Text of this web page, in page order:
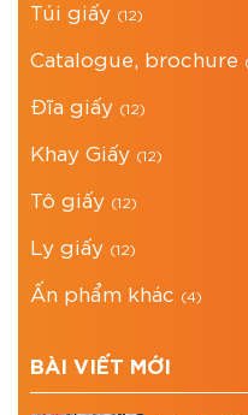
Túi giấy (12)
Catalogue, brochure
Đĩa giấy (12)
Khay Giấy (12)
Tô giấy (12)
Ly giấy (12)
Ấn phẩm khác (4)
BÀI VIẾT MỚI